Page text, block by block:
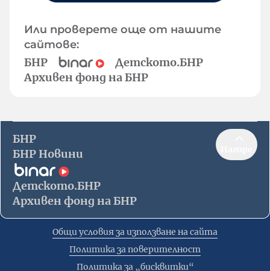
Или проверете още от нашите
сайтове:
БНР
Детското.БНР
Архивен фонд на БНР
БНР
БНР Новини
Детското.БНР
Архивен фонд на БНР
Общи условия за използване на сайта
Политика за поверителност
Политика за „бисквитки“